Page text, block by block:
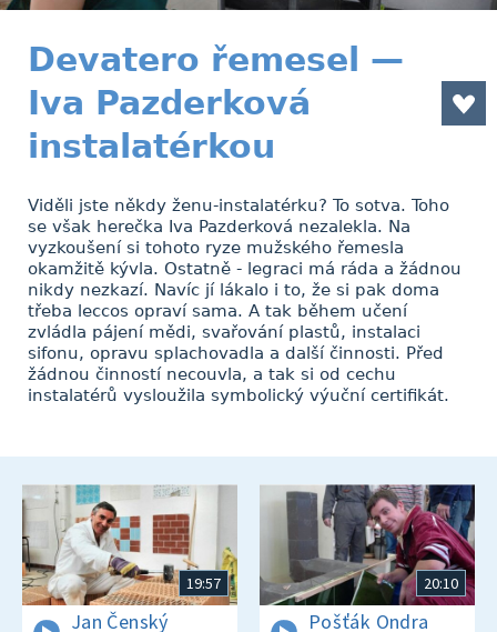
Devatero řemesel —
Iva Pazderková
instalatérkou
Viděli jste někdy ženu-instalatérku? To sotva. Toho
se však herečka Iva Pazderková nezalekla. Na
vyzkoušení si tohoto ryze mužského řemesla
okamžitě kývla. Ostatně - legraci má ráda a žádnou
nikdy nezkazí. Navíc jí lákalo i to, že si pak doma
třeba leccos opraví sama. A tak během učení
zvládla pájení mědi, svařování plastů, instalaci
sifonu, opravu splachovadla a další činnosti. Před
žádnou činností necouvla, a tak si od cechu
instalatérů vysloužila symbolický výuční certifikát.
19:57
Jan Čenský
20:10
Pošťák Ondra